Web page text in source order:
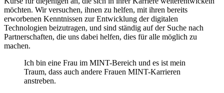
möchten. Wir versuchen, ihnen zu helfen, mit ihren bereits
erworbenen Kenntnissen zur Entwicklung der digitalen
Technologien beizutragen, und sind ständig auf der Suche nach
Partnerschaften, die uns dabei helfen, dies für alle möglich zu
machen.
Ich bin eine Frau im MINT-Bereich und es ist mein
Traum, dass auch andere Frauen MINT-Karrieren
anstreben.